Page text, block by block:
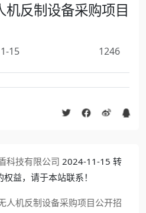
机反制设备采购项目
15 1246
科技有限公司 2024-11-15 转
益，请于本站联系！
人机反制设备采购项目公开招